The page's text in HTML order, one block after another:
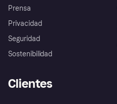
Prensa
Privacidad
Seguridad
Sostenibilidad
Clientes